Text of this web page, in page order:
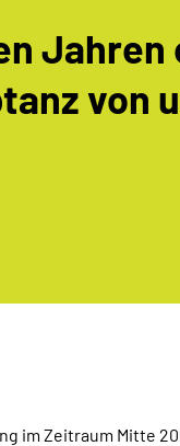
von
im Zeitraum Mitte